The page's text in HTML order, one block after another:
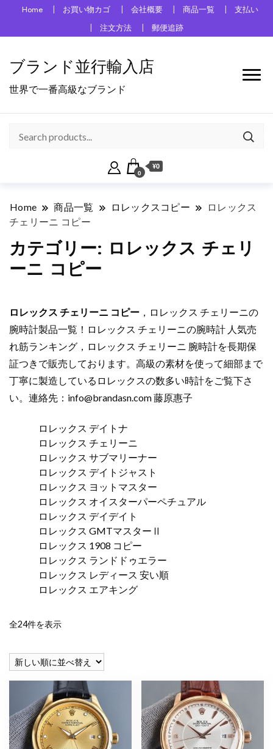
Home お買い物カゴ 会社概要 商品一覧
支払い
注文方法
郵便追跡
ブランド並行輸入店
世界で一番高級なブランド
0
¥0
Home 商品一覧 ロレックスコピー
ロレックス
チェリーニ コピー
カテゴリー: ロレックス チェリ
ーニ コピー
ロレックス チェリーニ コピー ，ロレックス チェリーニの
腕時計製品一覧！ロレックス チェリーニの腕時計 人気売
れ筋ランキング，ロレックス チェリーニ 腕時計を長期保
証つきで販売しております。高級の素材を使って細部まで
丁寧に製造しているロレックスの数多い時計をご覧下さ
い。連絡先： info@brandasn.com藤原惠子
ロレックス デイトナ
ロレックス チェリーニ
ロレックス サブマリーナー
ロレックス デイトジャスト
ロレックス ヨットマスター
ロレックス オイスターパーペチュアル
ロレックス デイデイト
ロレックス GMTマスターⅡ
ロレックス 1908 コピー
ロレックス ランドドゥエラー
ロレックス レディース 安い順
ロレックス エアキング
全24件を表示新
い
順